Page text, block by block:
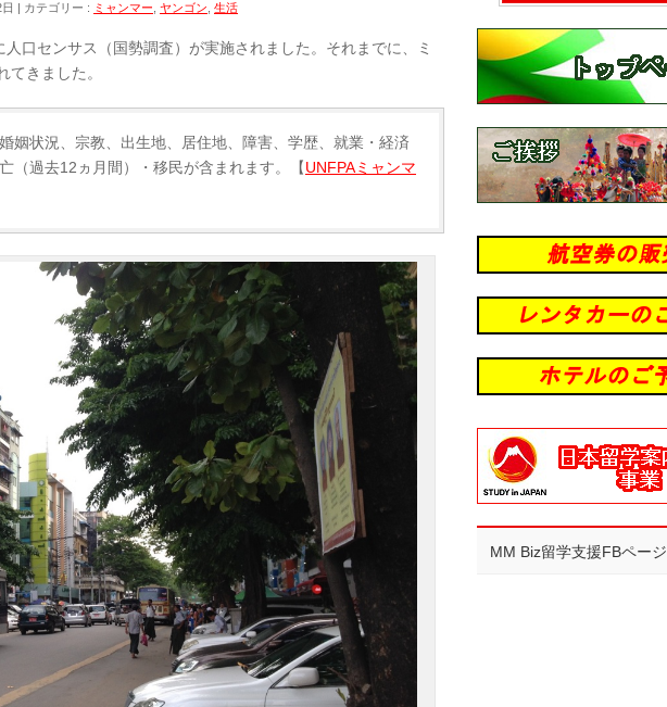
カテゴリー : ミャンマー ヤンゴン 生活
口センサス（国勢調査）が実施されました。それまでに、ミ
きました。
姻状況、宗教、出生地、居住地、障害、学歴、就業・経済
（過去12ヵ月間）・移民が含まれます。【UNFPAミャンマ
MM Biz留学支援FBページ